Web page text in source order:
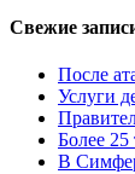
Свежие
После
Услуги
Более 25
В